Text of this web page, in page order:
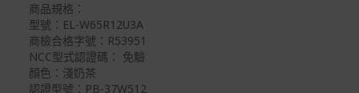
商品規格：
型號：EL-W65R12U3A
商檢合格字號：R53951
NCC型式認證碼： 免驗
顏色：淺奶茶
認證型號：PB-37W512